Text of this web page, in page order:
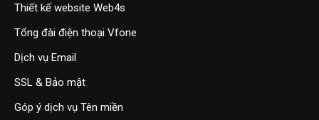
Thiết kế website Web4s
Tổng đài điện thoại Vfone
Dịch vụ Email
SSL & Bảo mật
Góp ý dịch vụ Tên miền